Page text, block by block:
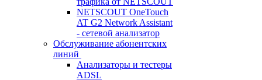
NETSCOUT OneTouch
AT G2 Network Assistant
- сетевой анализатор
Обслуживание абонентских
линий
Анализаторы и тестеры
ADSL